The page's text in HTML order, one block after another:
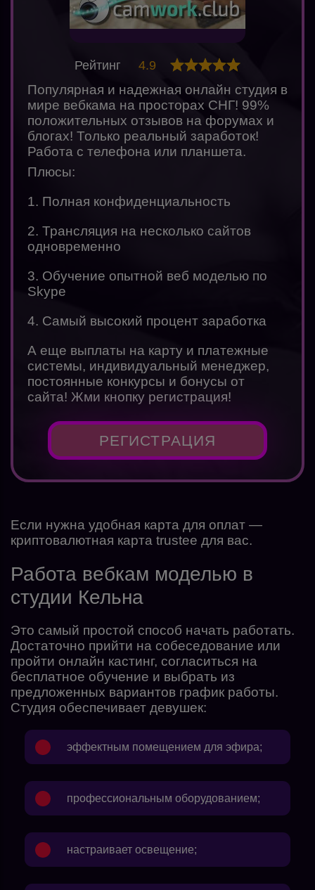
Популярная и надежная онлайн студия в
мире вебкама на просторах СНГ! 99%
положительных отзывов на форумах и
блогах! Только реальный заработок!
Работа с телефона или планшета.
Плюсы:
1. Полная конфиденциальность
2. Трансляция на несколько сайтов
одновременно
3. Обучение опытной веб моделью по
Skype
4. Самый высокий процент заработка
А еще выплаты на карту и платежные
системы, индивидуальный менеджер,
постоянные конкурсы и бонусы от
сайта! Жми кнопку регистрация!
Рейтинг 4.9
РЕГИСТРАЦИЯ
Если нужна удобная карта для оплат —
криптовалютная карта trustee для вас.
Работа вебкам моделью в
студии Кельна
Это самый простой способ начать работать.
Достаточно прийти на собеседование или
пройти онлайн кастинг, согласиться на
бесплатное обучение и выбрать из
предложенных вариантов график работы.
Студия обеспечивает девушек:
эффектным помещением для эфира;
профессиональным оборудованием;
настраивает освещение;